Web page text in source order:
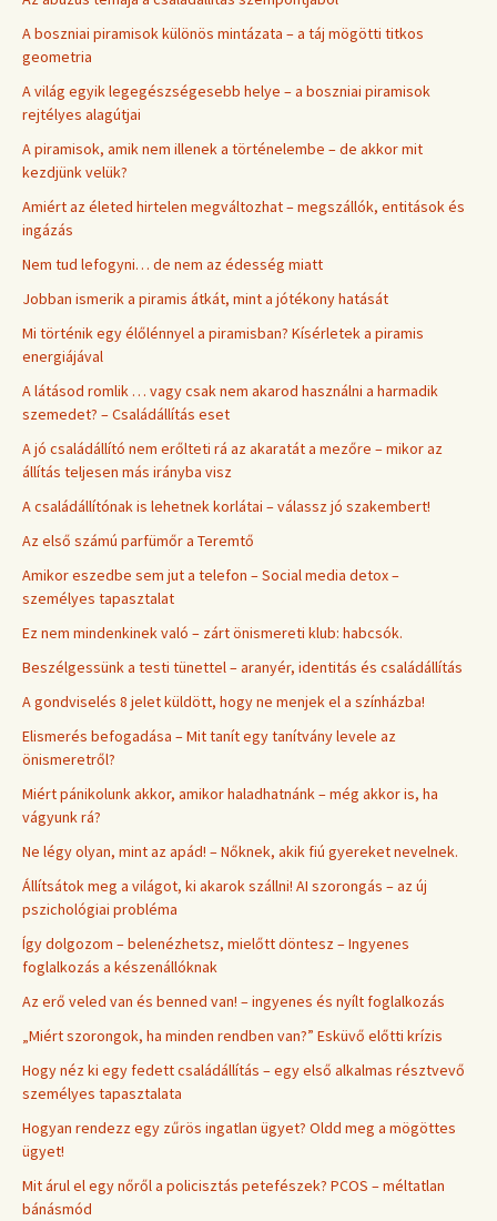
A boszniai piramisok különös mintázata – a táj mögötti titkos
geometria
A világ egyik legegészségesebb helye – a boszniai piramisok
rejtélyes alagútjai
A piramisok, amik nem illenek a történelembe – de akkor mit
kezdjünk velük?
Amiért az életed hirtelen megváltozhat – megszállók, entitások és
ingázás
Nem tud lefogyni… de nem az édesség miatt
Jobban ismerik a piramis átkát, mint a jótékony hatását
Mi történik egy élőlénnyel a piramisban? Kísérletek a piramis
energiájával
A látásod romlik … vagy csak nem akarod használni a harmadik
szemedet? – Családállítás eset
A jó családállító nem erőlteti rá az akaratát a mezőre – mikor az
állítás teljesen más irányba visz
A családállítónak is lehetnek korlátai – válassz jó szakembert!
Az első számú parfümőr a Teremtő
Amikor eszedbe sem jut a telefon – Social media detox –
személyes tapasztalat
Ez nem mindenkinek való – zárt önismereti klub: habcsók.
Beszélgessünk a testi tünettel – aranyér, identitás és családállítás
A gondviselés 8 jelet küldött, hogy ne menjek el a színházba!
Elismerés befogadása – Mit tanít egy tanítvány levele az
önismeretről?
Miért pánikolunk akkor, amikor haladhatnánk – még akkor is, ha
vágyunk rá?
Ne légy olyan, mint az apád! – Nőknek, akik fiú gyereket nevelnek.
Állítsátok meg a világot, ki akarok szállni! AI szorongás – az új
pszichológiai probléma
Így dolgozom – belenézhetsz, mielőtt döntesz – Ingyenes
foglalkozás a készenállóknak
Az erő veled van és benned van! – ingyenes és nyílt foglalkozás
„Miért szorongok, ha minden rendben van?” Esküvő előtti krízis
Hogy néz ki egy fedett családállítás – egy első alkalmas résztvevő
személyes tapasztalata
Hogyan rendezz egy zűrös ingatlan ügyet? Oldd meg a mögöttes
ügyet!
Mit árul el egy nőről a policisztás petefészek? PCOS – méltatlan
bánásmód